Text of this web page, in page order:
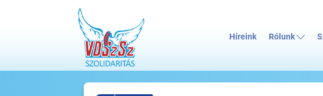
Híreink Rólunk